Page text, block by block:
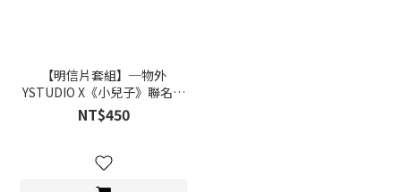
【明信片套組】─物外
YSTUDIO X《小兒子》聯名商
品
NT$450